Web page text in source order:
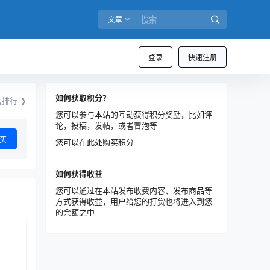
文章
登录 快速注册
排行 ❯
如何获取积分？
您可以参与本站的互动获得积分奖励，比如评
论，投稿，发帖，或者冒泡等
您可以在此处购买积分
如何获得收益
您可以通过在本站发布收费内容、发布商品等
方式获得收益，用户给您的打赏也将进入到您
的余额之中